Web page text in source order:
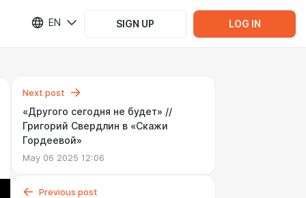
EN SIGN UP LOG IN
Next post
«Другого сегодня не будет» //
Григорий Свердлин в «Скажи
Гордеевой»
May 06 2025 12:06
Previous post